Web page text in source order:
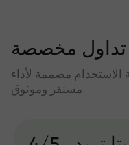
تداول مخصصة
مصممة لأداء
مستقر وموثوق